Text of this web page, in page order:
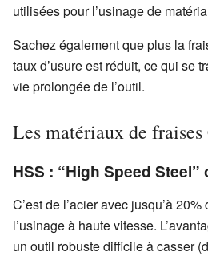
utilisées pour l’usinage de
Sachez également que plus la
taux d’usure est réduit, ce qui se
vie prolongée de l’outil.
Les matériaux de
HSS : “High Speed
C’est de l’acier avec jusqu’à
l’usinage à haute vitesse.
un outil robuste difficile à casser